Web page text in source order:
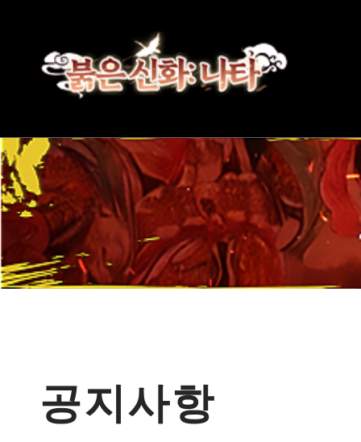
공지사항